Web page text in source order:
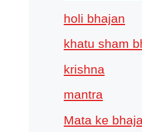
holi bhajan
khatu sham
krishna
mantra
Mata ke